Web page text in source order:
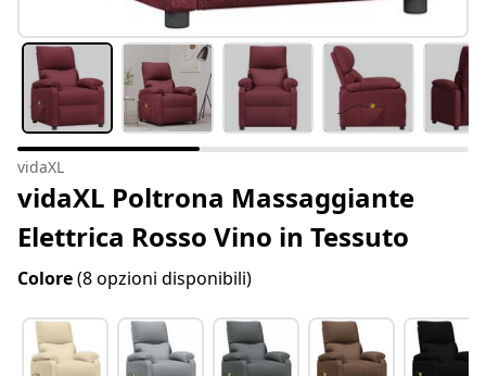
vidaXL
vidaXL Poltrona Massaggiante
Elettrica Rosso Vino in Tessuto
Colore(8 opzioni disponibili)